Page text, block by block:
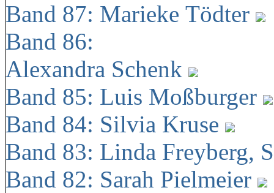
Band 87: Marieke Tödter
Band 86:
Alexandra Schenk
Band 85: Luis Moßburger
Band 84: Silvia Kruse
Band 83: Linda Freyberg,
Band 82: Sarah Pielmeier